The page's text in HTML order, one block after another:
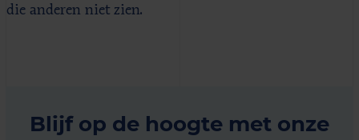
die anderen niet zien.
Blijf op de hoogte met onze